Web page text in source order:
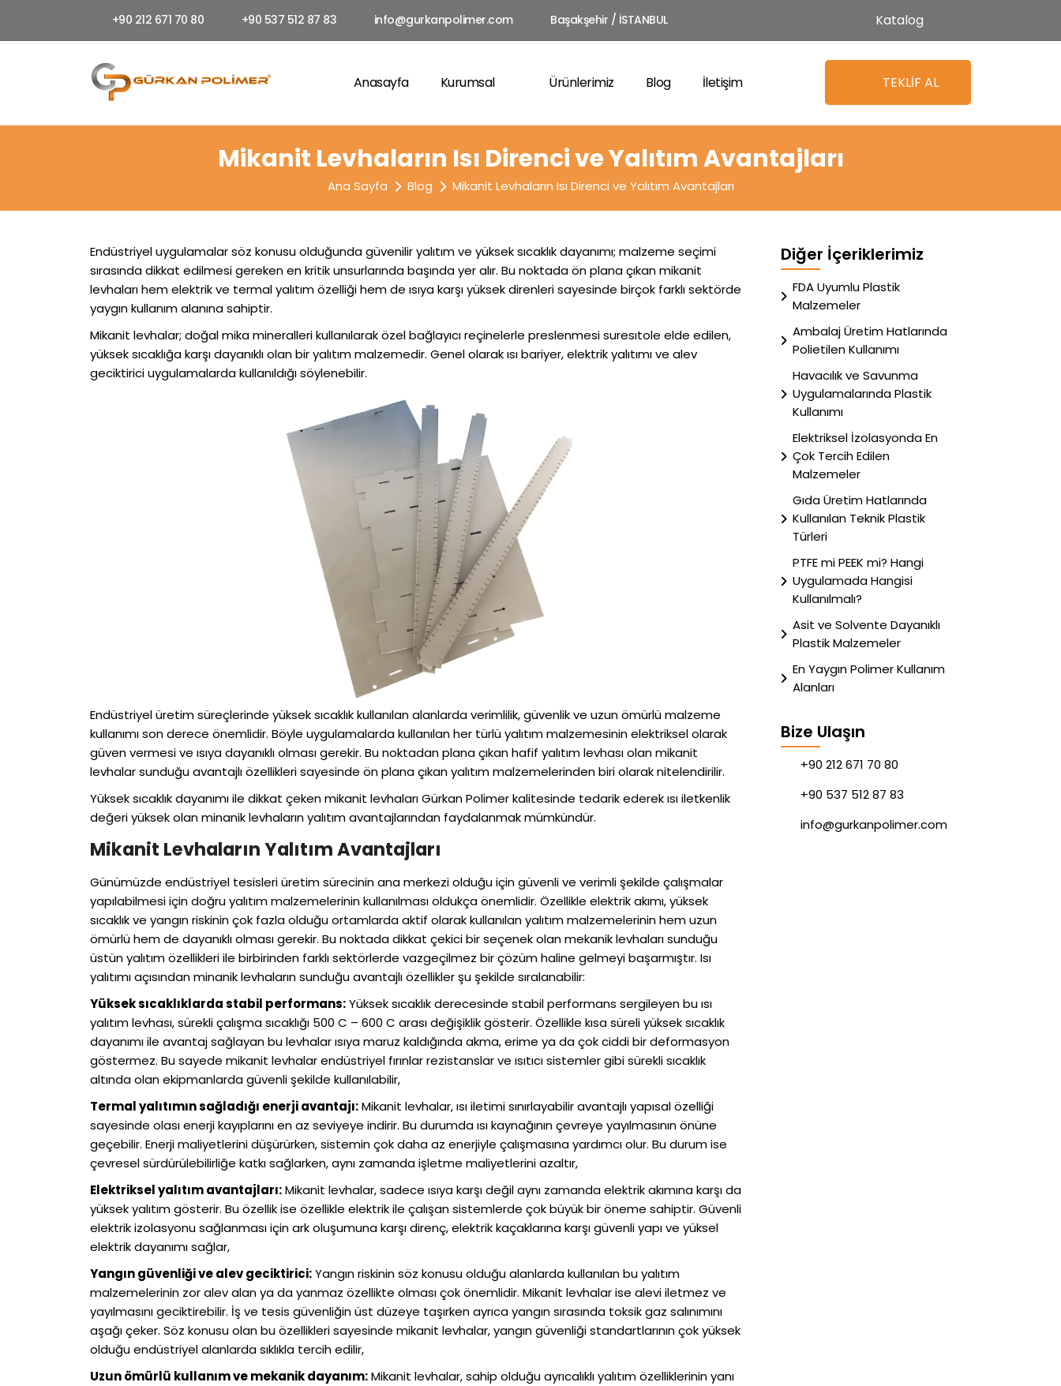
+90 212 671 70 80 +90 537 512 87 83 info@gurkanpolimer.com Başakşehir / İSTANBUL Katalog
Anasayfa Kurumsal Ürünlerimiz Blog İletişim TEKLİF AL
Mikanit Levhaların Isı Direnci ve Yalıtım Avantajları
Ana Sayfa Blog Mikanit Levhaların Isı Direnci ve Yalıtım Avantajları
Endüstriyel uygulamalar söz konusu olduğunda güvenilir yalıtım ve yüksek sıcaklık dayanımı; malzeme seçimi
sırasında dikkat edilmesi gereken en kritik unsurlarında başında yer alır. Bu noktada ön plana çıkan mikanit
levhaları hem elektrik ve termal yalıtım özelliği hem de ısıya karşı yüksek direnleri sayesinde birçok farklı sektörde
yaygın kullanım alanına sahiptir.
Mikanit levhalar; doğal mika mineralleri kullanılarak özel bağlayıcı reçinelerle preslenmesi suresıtole elde edilen,
yüksek sıcaklığa karşı dayanıklı olan bir yalıtım malzemedir. Genel olarak ısı bariyer, elektrik yalıtımı ve alev
geciktirici uygulamalarda kullanıldığı söylenebilir.
Endüstriyel üretim süreçlerinde yüksek sıcaklık kullanılan alanlarda verimlilik, güvenlik ve uzun ömürlü malzeme
kullanımı son derece önemlidir. Böyle uygulamalarda kullanılan her türlü yalıtım malzemesinin elektriksel olarak
güven vermesi ve ısıya dayanıklı olması gerekir. Bu noktadan plana çıkan hafif yalıtım levhası olan mikanit
levhalar sunduğu avantajlı özellikleri sayesinde ön plana çıkan yalıtım malzemelerinden biri olarak nitelendirilir.
Yüksek sıcaklık dayanımı ile dikkat çeken mikanit levhaları Gürkan Polimer kalitesinde tedarik ederek ısı iletkenlik
değeri yüksek olan minanik levhaların yalıtım avantajlarından faydalanmak mümkündür.
Mikanit Levhaların Yalıtım Avantajları
Günümüzde endüstriyel tesisleri üretim sürecinin ana merkezi olduğu için güvenli ve verimli şekilde çalışmalar
yapılabilmesi için doğru yalıtım malzemelerinin kullanılması oldukça önemlidir. Özellikle elektrik akımı, yüksek
sıcaklık ve yangın riskinin çok fazla olduğu ortamlarda aktif olarak kullanılan yalıtım malzemelerinin hem uzun
ömürlü hem de dayanıklı olması gerekir. Bu noktada dikkat çekici bir seçenek olan mekanik levhaları sunduğu
üstün yalıtım özellikleri ile birbirinden farklı sektörlerde vazgeçilmez bir çözüm haline gelmeyi başarmıştır. Isı
yalıtımı açısından minanik levhaların sunduğu avantajlı özellikler şu şekilde sıralanabilir:
Yüksek sıcaklıklarda stabil performans:Yüksek sıcaklık derecesinde stabil performans sergileyen bu ısı
yalıtım levhası, sürekli çalışma sıcaklığı 500 C – 600 C arası değişiklik gösterir. Özellikle kısa süreli yüksek sıcaklık
dayanımı ile avantaj sağlayan bu levhalar ısıya maruz kaldığında akma, erime ya da çok ciddi bir deformasyon
göstermez. Bu sayede mikanit levhalar endüstriyel fırınlar rezistanslar ve ısıtıcı sistemler gibi sürekli sıcaklık
altında olan ekipmanlarda güvenli şekilde kullanılabilir,
Termal yalıtımın sağladığı enerji avantajı:Mikanit levhalar, ısı iletimi sınırlayabilir avantajlı yapısal özelliği
sayesinde olası enerji kayıplarını en az seviyeye indirir. Bu durumda ısı kaynağının çevreye yayılmasının önüne
geçebilir. Enerji maliyetlerini düşürürken, sistemin çok daha az enerjiyle çalışmasına yardımcı olur. Bu durum ise
çevresel sürdürülebilirliğe katkı sağlarken, aynı zamanda işletme maliyetlerini azaltır,
Elektriksel yalıtım avantajları:Mikanit levhalar, sadece ısıya karşı değil aynı zamanda elektrik akımına karşı da
yüksek yalıtım gösterir. Bu özellik ise özellikle elektrik ile çalışan sistemlerde çok büyük bir öneme sahiptir. Güvenli
elektrik izolasyonu sağlanması için ark oluşumuna karşı direnç, elektrik kaçaklarına karşı güvenli yapı ve yüksel
elektrik dayanımı sağlar,
Yangın güvenliği ve alev geciktirici:Yangın riskinin söz konusu olduğu alanlarda kullanılan bu yalıtım
malzemelerinin zor alev alan ya da yanmaz özellikte olması çok önemlidir. Mikanit levhalar ise alevi iletmez ve
yayılmasını geciktirebilir. İş ve tesis güvenliğin üst düzeye taşırken ayrıca yangın sırasında toksik gaz salınımını
aşağı çeker. Söz konusu olan bu özellikleri sayesinde mikanit levhalar, yangın güvenliği standartlarının çok yüksek
olduğu endüstriyel alanlarda sıklıkla tercih edilir,
Uzun ömürlü kullanım ve mekanik dayanım:Mikanit levhalar, sahip olduğu ayrıcalıklı yalıtım özelliklerinin yanı
Diğer İçeriklerimiz
FDA Uyumlu Plastik
Malzemeler
Ambalaj Üretim Hatlarında
Polietilen Kullanımı
Havacılık ve Savunma
Uygulamalarında Plastik
Kullanımı
Elektriksel İzolasyonda En
Çok Tercih Edilen
Malzemeler
Gıda Üretim Hatlarında
Kullanılan Teknik Plastik
Türleri
PTFE mi PEEK mi? Hangi
Uygulamada Hangisi
Kullanılmalı?
Asit ve Solvente Dayanıklı
Plastik Malzemeler
En Yaygın Polimer Kullanım
Alanları
Bize Ulaşın
+90 212 671 70 80
+90 537 512 87 83
info@gurkanpolimer.com